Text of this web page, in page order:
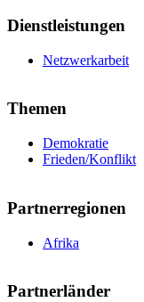
Dienstleistungen
Netzwerkarbeit
Themen
Demokratie
Frieden/Konflikt
Partnerregionen
Afrika
Partnerländer